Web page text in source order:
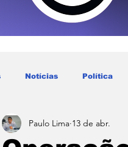
Notícias Política
Lima - Maranhão
Paulo Lima 13 de abr.